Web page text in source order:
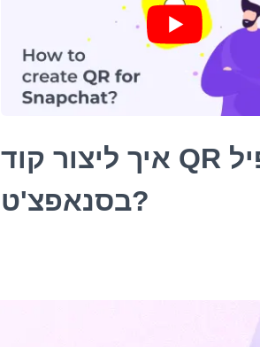
איך ליצור קוד QR לפרופיל
בסנאפצ'ט?